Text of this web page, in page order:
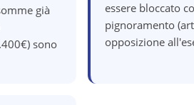
già
sono
essere bloccato
pignoramento
opposizione